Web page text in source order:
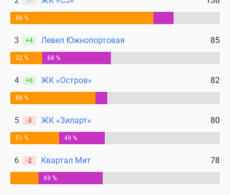
88 %
3 +4 Левел Южнопортовая 85
32 % 68 %
4 +6 ЖК «Остров» 82
88 %
5 -3 ЖК «Зиларт» 80
51 % 49 %
6 -2 Квартал Мит 78
69 %